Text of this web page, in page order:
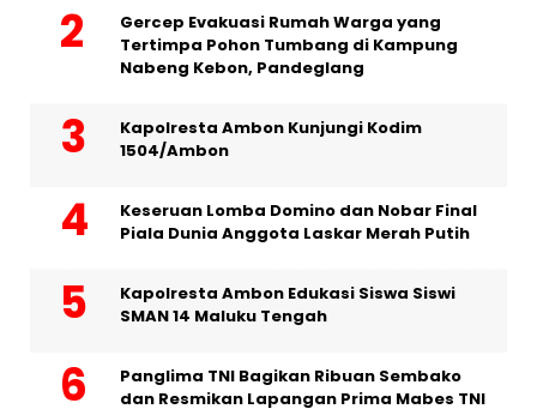
Gercep Evakuasi Rumah Warga yang
Tertimpa Pohon Tumbang di Kampung
Nabeng Kebon, Pandeglang
Kapolresta Ambon Kunjungi Kodim
1504/Ambon
Keseruan Lomba Domino dan Nobar Final
Piala Dunia Anggota Laskar Merah Putih
Kapolresta Ambon Edukasi Siswa Siswi
SMAN 14 Maluku Tengah
Panglima TNI Bagikan Ribuan Sembako
dan Resmikan Lapangan Prima Mabes TNI